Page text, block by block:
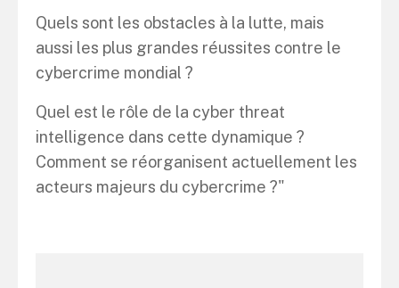
Quels sont les obstacles à la lutte, mais
aussi les plus grandes réussites contre le
cybercrime mondial ?
Quel est le rôle de la cyber threat
intelligence dans cette dynamique ?
Comment se réorganisent actuellement les
acteurs majeurs du cybercrime ?"